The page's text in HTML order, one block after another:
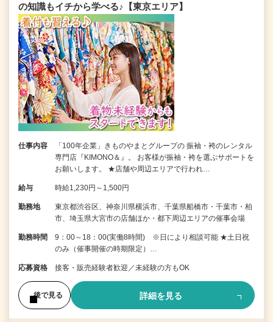
の知識もイチから学べる♪【東京エリア】
仕事内容
「100年企業」きものやまとグループの 振袖・袴のレンタル
専門店『KIMONO＆』。 お客様が振袖・袴を選ぶサポートを
お願いします。 ★店舗や周辺エリアで行われ…
給与 時給1,230円～1,500円
勤務地
東京都渋谷区、神奈川県横浜市、千葉県船橋市・千葉市・柏
市、埼玉県大宮市の店舗ほか・都下周辺エリアの催事会場
勤務時間
9：00～18：00(実働8時間) ※日により相談可能 ★土日祝
のみ（催事開催の時期限定）…
応募資格 接客・販売経験者歓迎／未経験の方もOK
後で見る 詳細を見る